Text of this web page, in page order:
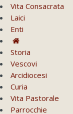
Vita Consacrata
Laici
Enti
Storia
Vescovi
Arcidiocesi
Curia
Vita Pastorale
Parrocchie